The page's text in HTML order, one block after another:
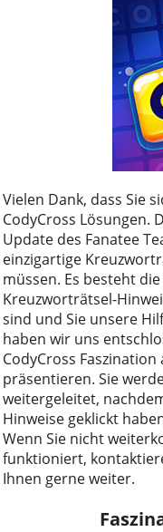
Vielen Dank, dass Sie
CodyCross Lösungen.
Update des Fanatee
einzigartige
müssen. Es besteht
Kreuzworträtsel-
sind und Sie unsere
haben wir uns
CodyCross
präsentieren. Sie
weitergeleitet,
Hinweise geklickt
Wenn Sie nicht
funktioniert,
Ihnen gerne weiter.